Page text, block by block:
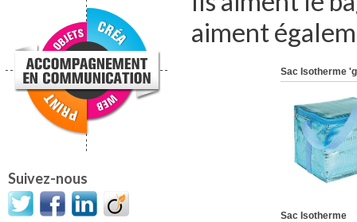
aiment
Sac Isotherme
Sac Isotherme
Suivez-nous